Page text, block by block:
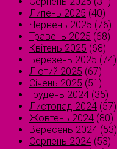
Липень 2025 (40)
Червень 2025 (76)
Травень 2025 (68)
Квітень 2025 (68)
Березень 2025 (74)
Лютий 2025 (67)
Січень 2025 (51)
Грудень 2024 (35)
Листопад 2024 (57)
Жовтень 2024 (80)
Вересень 2024 (53)
Серпень 2024 (53)